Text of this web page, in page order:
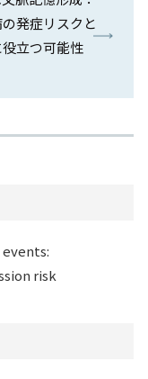
発症リスクと
立つ可能性
risk